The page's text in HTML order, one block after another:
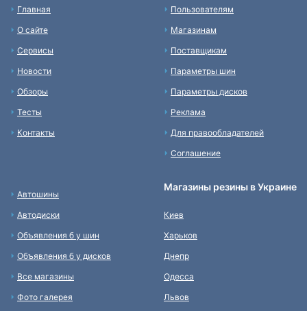
Главная
О сайте
Сервисы
Новости
Обзоры
Тесты
Контакты
Пользователям
Магазинам
Поставщикам
Параметры шин
Параметры дисков
Реклама
Для правообладателей
Соглашение
Автошины
Автодиски
Объявления б у шин
Объявления б у дисков
Все магазины
Фото галерея
Магазины резины в Украине
Киев
Харьков
Днепр
Одесса
Львов